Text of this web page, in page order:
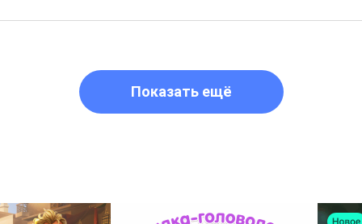
Показать ещё